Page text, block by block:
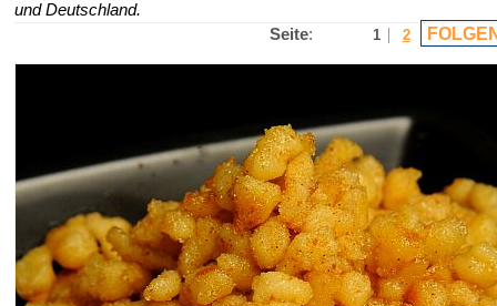
und Deutschland.
Seite: 1 2